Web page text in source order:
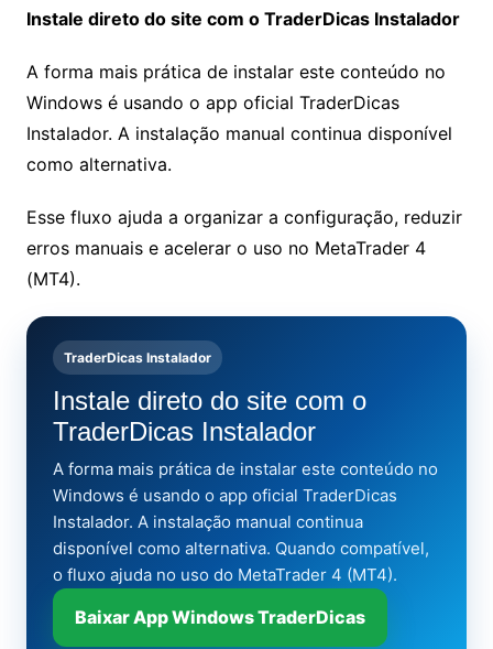
Instale direto do site com o TraderDicas Instalador
A forma mais prática de instalar este conteúdo no
Windows é usando o app oficial TraderDicas
Instalador. A instalação manual continua disponível
como alternativa.
Esse fluxo ajuda a organizar a configuração, reduzir
erros manuais e acelerar o uso no MetaTrader 4
(MT4).
TraderDicas Instalador
Instale direto do site com o
TraderDicas Instalador
A forma mais prática de instalar este conteúdo no
Windows é usando o app oficial TraderDicas
Instalador. A instalação manual continua
disponível como alternativa. Quando compatível,
o fluxo ajuda no uso do MetaTrader 4 (MT4).
Baixar App Windows TraderDicas